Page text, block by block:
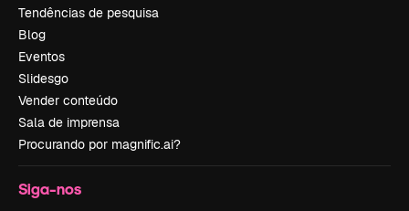
Tendências de pesquisa
Blog
Eventos
Slidesgo
Vender conteúdo
Sala de imprensa
Procurando por magnific.ai?
Siga-nos